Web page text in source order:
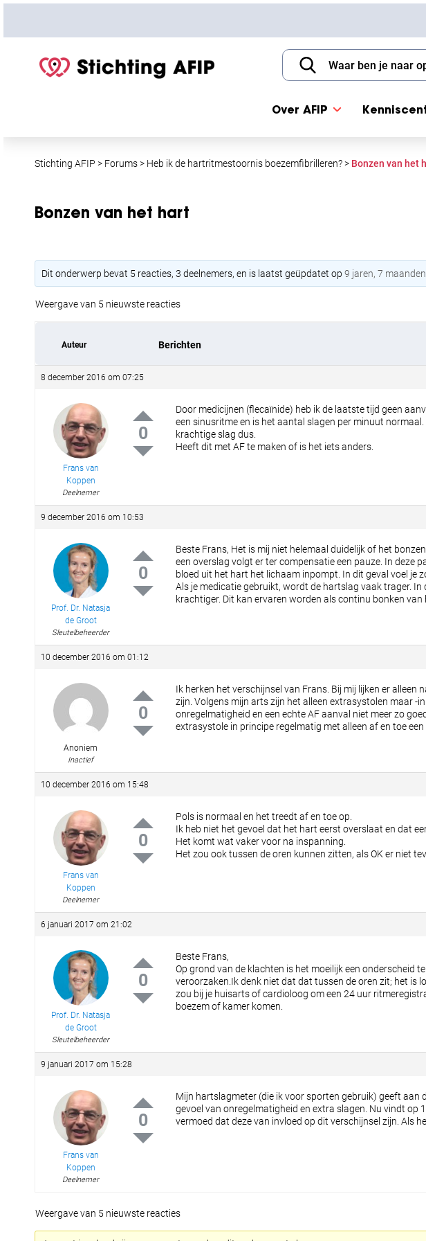
S
Over AFIP
Stichting AFIP > Forums> Heb ik de hartritmestoornis boezemfibrilleren?> Bonzen van het
Bonzen van het hart
Dit onderwerp bevat 5 reacties, 3 deelnemers, en is laatst geüpdatet op9 jaren, 7
Weergave van 5 nieuwste reacties
Auteur Berichten
8 december 2016 om 07:25
Frans van
Koppen
Deelnemer
0
Door medicijnen (flecaïnide) heb ik de laatste tijd geen
een sinusritme en is het aantal slagen per minuut
krachtige slag dus.
Heeft dit met AF te maken of is het iets anders.
9 december 2016 om 10:53
Prof. Dr. Natasja
de Groot
Sleutelbeheerder
0
Beste Frans, Het is mij niet helemaal duidelijk of het
een overslag volgt er ter compensatie een pauze. In deze
bloed uit het hart het lichaam inpompt. In dit geval voel je
Als je medicatie gebruikt, wordt de hartslag vaak trager.
krachtiger. Dit kan ervaren worden als continu bonken van
10 december 2016 om 01:12
Anoniem
Inactief
0
Ik herken het verschijnsel van Frans. Bij mij lijken er alleen
zijn. Volgens mijn arts zijn het alleen extrasystolen maar -
onregelmatigheid en een echte AF aanval niet meer zo
extrasystole in principe regelmatig met alleen af en toe
10 december 2016 om 15:48
Frans van
Koppen
Deelnemer
0
Pols is normaal en het treedt af en toe op.
Ik heb niet het gevoel dat het hart eerst overslaat en dat
Het komt wat vaker voor na inspanning.
Het zou ook tussen de oren kunnen zitten, als OK er niet
6 januari 2017 om 21:02
Prof. Dr. Natasja
de Groot
Sleutelbeheerder
0
Beste Frans,
Op grond van de klachten is het moeilijk een onderscheid
veroorzaken.Ik denk niet dat dat tussen de oren zit; het is
zou bij je huisarts of cardioloog om een 24 uur
boezem of kamer komen.
9 januari 2017 om 15:28
Frans van
Koppen
Deelnemer
0
Mijn hartslagmeter (die ik voor sporten gebruik) geeft aan
gevoel van onregelmatigheid en extra slagen. Nu vindt op
vermoed dat deze van invloed op dit verschijnsel zijn. Als
Weergave van 5 nieuwste reacties